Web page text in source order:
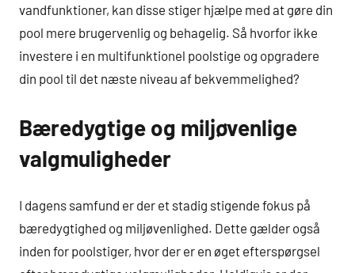
vandfunktioner, kan disse stiger hjælpe med at gøre din
pool mere brugervenlig og behagelig. Så hvorfor ikke
investere i en multifunktionel poolstige og opgradere
din pool til det næste niveau af bekvemmelighed?
Bæredygtige og miljøvenlige
valgmuligheder
I dagens samfund er der et stadig stigende fokus på
bæredygtighed og miljøvenlighed. Dette gælder også
inden for poolstiger, hvor der er en øget efterspørgsel